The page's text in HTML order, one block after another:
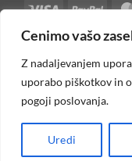
Cenimo vašo
Z nadaljevanjem
uporabo piškotkov in
pogoji poslovanja.
Uredi
Visa
Dinners
Apple
Pay
Cash
on
Pickup
MOJAoprema.com